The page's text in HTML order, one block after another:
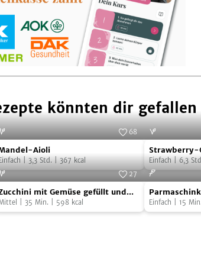
könnten dir gefallen
68
Aioli
|3,3 Std.|367kcal
Strawberry-
Eis
am
Stiel
Strawberry-
Stiel
Einfach|6,3
Foto:iStock.com/Tina_maglakelidze
27
mit Gemüse gefüllt und
überbacken – vegan
35 Min. 598kcal
Sandwich
Einfach 15 Min.